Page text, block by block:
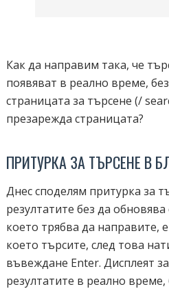
Как да направим така, че
появяват в реално време,
страницата за търсене (/
презарежда страницата?
ПРИТУРКА ЗА ТЪРСЕНЕ В
Днес споделям притурка за
резултатите без да
което трябва да направите,
което търсите, след това
въвеждане Enter. Дисплеят
резултатите в реално